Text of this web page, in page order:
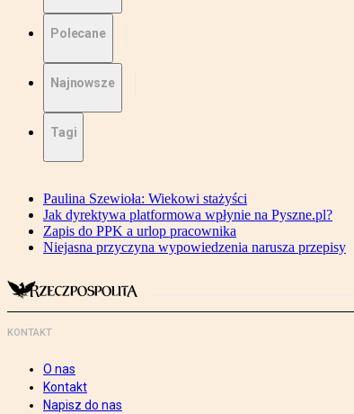
Polecane
Najnowsze
Tagi
Paulina Szewioła: Wiekowi stażyści
Jak dyrektywa platformowa wpłynie na Pyszne.pl?
Zapis do PPK a urlop pracownika
Niejasna przyczyna wypowiedzenia narusza przepisy
KONTAKT
O nas
Kontakt
Napisz do nas